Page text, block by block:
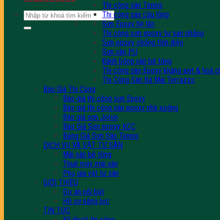
Tìm
kiếm:
Thi công sân Tennis
Thi công sân cầu lông
Sơn Epoxy hệ lăn
Thi công sơn epoxy tự san phẳng
Sơn epoxy chống tĩnh điện
Sơn sàn PU
Đánh bóng sàn bê tông
Thi công sàn Epoxy kháng axit & hoá
Thi Công Sàn Đá Mài Terrazzo
Báo Giá Thi Công
Báo giá thi công sơn Epoxy
Báo giá thi công sàn epoxy nhà xưởng
Báo giá sơn Joton
Báo Giá Sơn epoxy KCC
Bảng Giá Sơn Sân Tennis
DỊCH VỤ VÀ VẬT TƯ SÀN
Mài sàn bê tông
Thuê máy mài sàn
Phụ gia vật tư sàn
GIỚI THIỆU
Dự án nổi bật
Hồ sơ năng lực
TIN TỨC